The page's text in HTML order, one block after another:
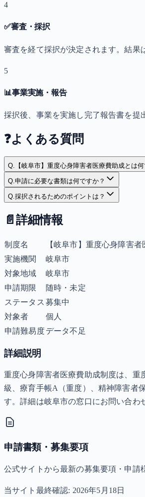
4
✅審査・採択
審査を経て採択が決定されます。結果
5
📊事業実施・報告
採択後、事業を実施し完了報告書を提
❓よくある質問
Q. 【岐阜市】重度心身障害者医療費助成とは
Q.申請に必要な書類は何ですか？
Q.採択されるためのポイントは？
📄 詳細情報
制度名
【岐阜市】重度心身障害
実施機関
岐阜市
対象地域
岐阜市
申請期限
随時・未定
ステータス 募集中
対象者
個人
申請難易度データ不足
詳細説明
重度心身障害者医療費助成制度は、重
級、療育手帳A（重度）、精神障害者
す。詳細は岐阜市の窓口にお問い合わ
申請書類・募集要項
公式サイトから最新の募集要項・申請
当サイト最終確認: 2026年5月18日